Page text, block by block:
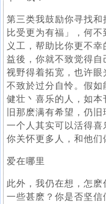
第三类我鼓励你寻找
比受更为有福」，何
义工，帮助比你更不
益後，你就不致觉得自
视野得着拓宽，也许
不致於过分自怜。假
健壮丶喜乐的人，如
旧那麽满有希望，仍
一个人其实可以活得喜
你关怀更多人，和他们
爱在哪里
此外，我仍在想，怎
一些甚麽？你是否坚